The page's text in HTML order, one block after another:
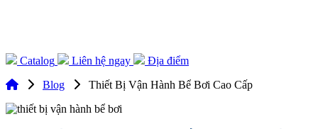
Catalog Liên hệ ngay
Địa điểm
Blog
Thiết Bị Vận Hành Bể Bơi Cao Cấp